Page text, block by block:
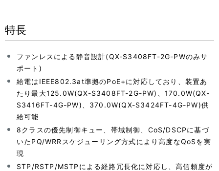
特長
ファンレスによる静音設計(QX-S3408FT-2G-PWのみサ
ポート)
給電はIEEE802.3at準拠のPoE+に対応しており、装置あ
たり最大125.0W(QX-S3408FT-2G-PW)、170.0W(QX-
S3416FT-4G-PW)、370.0W(QX-S3424FT-4G-PW)供
給可能
8クラスの優先制御キュー、帯域制御、CoS/DSCPに基づ
いたPQ/WRRスケジューリング方式により高度なQoSを実
現
STP/RSTP/MSTPによる経路冗長化に対応し、高信頼度が